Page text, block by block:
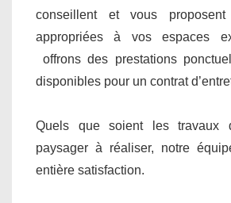
conseillent et vous
appropriées à vos espaces
offrons des prestations
disponibles pour un contrat
Quels que soient les travaux
paysager à réaliser, notre
entière satisfaction.